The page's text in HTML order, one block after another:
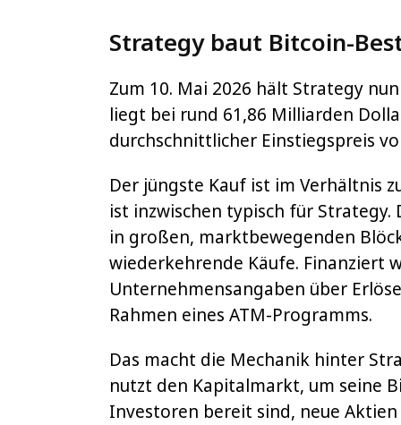
Strategy baut Bitcoin-
Zum 10. Mai 2026 hält Strategy
liegt bei rund 61,86 Milliarden
durchschnittlicher Einstiegspreis
Der jüngste Kauf ist im Verhältnis
ist inzwischen typisch für
in großen, marktbewegenden
wiederkehrende Käufe. Finanziert
Unternehmensangaben über
Rahmen eines ATM-Programms.
Das macht die Mechanik hinter
nutzt den Kapitalmarkt, um seine
Investoren bereit sind, neue